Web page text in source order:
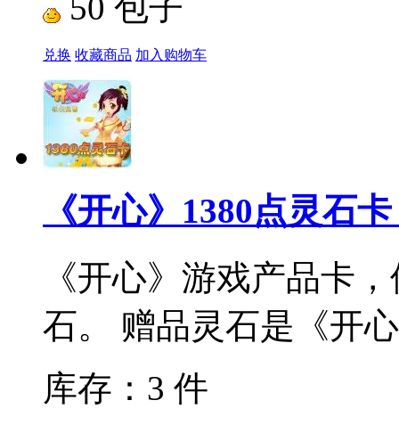
兑换 收藏商品 加入购物车
《开心》1380点灵石
《开心》游戏产品卡
石。 赠品灵石是《开
库存：3 件